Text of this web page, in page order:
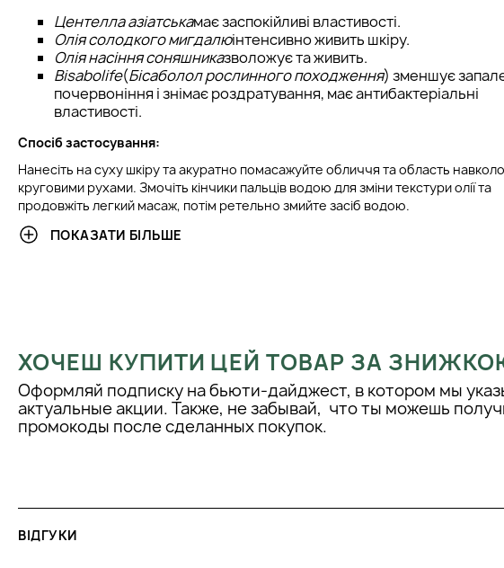
Центелла азіатськамає заспокійливі властивості.
Олія солодкого мигдалюінтенсивно живить шкіру.
Олія насіння соняшниказволожує та живить.
Bisabolife(Бісаболол рослинного походження) зменшує
почервоніння і знімає роздратування, має антибактеріальні
властивості.
Спосіб застосування:
Нанесіть на суху шкіру та акуратно помасажуйте обличчя та область
круговими рухами. Змочіть кінчики пальців водою для зміни текстури олії та
продовжіть легкий масаж, потім ретельно змийте засіб водою.
Протестовано під наглядом дерматологів та офтальмологів.
ПОКАЗАТИ БІЛЬШЕ
ХОЧЕШ КУПИТИ ЦЕЙ ТОВАР ЗА
Оформляй подписку на бьюти-дайджест, в котором мы
актуальные акции. Также, не забывай, что ты можешь
промокоды после сделанных покупок.
ВІДГУКИ